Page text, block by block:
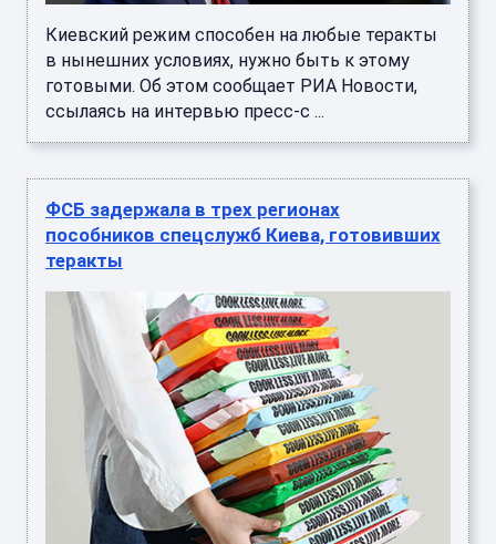
Киевский режим способен на любые теракты
в нынешних условиях, нужно быть к этому
готовыми. Об этом сообщает РИА Новости,
ссылаясь на интервью пресс-с ...
ФСБ задержала в трех регионах
пособников спецслужб Киева, готовивших
теракты